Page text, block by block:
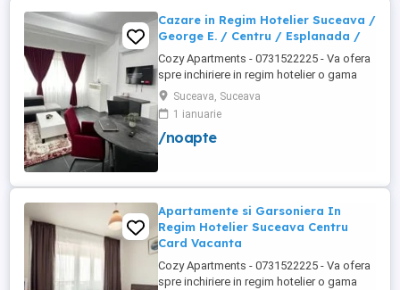
Cazare in Regim Hotelier Suceava /
George E. / Centru / Esplanada /
Cozy Apartments - 0731522225 - Va ofera
spre inchiriere in regim hotelier o gama
variata de apartamente si garsoniere
situate in puncte cheie ale orasului
Suceava: Bulevardul George Enescu. In
centrul Orasului pe Esplanada langa
Suceava, Suceava
1 ianuarie
/noapte
Apartamente si Garsoniera In
Regim Hotelier Suceava Centru
Card Vacanta
Cozy Apartments - 0731522225 - Va ofera
spre inchiriere in regim hotelier o gama